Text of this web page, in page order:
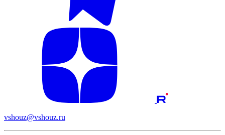
vshouz@vshouz.ru